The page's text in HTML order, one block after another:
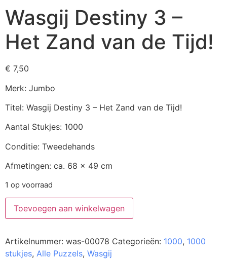
Wasgij Destiny 3 –
Het Zand van de Tijd!
€ 7,50
Merk: Jumbo
Titel: Wasgij Destiny 3 – Het Zand van de Tijd!
Aantal Stukjes: 1000
Conditie: Tweedehands
Afmetingen: ca. 68 x 49 cm
1 op voorraad
Toevoegen aan winkelwagen
Artikelnummer: was-00078 Categorieën: 1000, 1000
stukjes, Alle Puzzels, Wasgij